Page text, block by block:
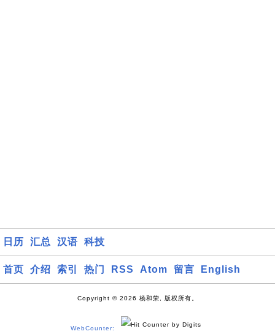
日历 汇总 汉语 科技
首页 介绍 索引 热门 RSS Atom 留言 English
Copyright © 2026 杨和荣, 版权所有。
WebCounter: